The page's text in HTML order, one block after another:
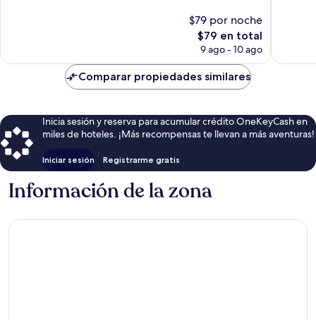
$79 por noche
El
precio
es
$79 en total
9 ago - 10 ago
Comparar propiedades similares
Inicia sesión y reserva para acumular crédito OneKeyCash en
miles de hoteles. ¡Más recompensas te llevan a más aventuras!
Iniciar sesión Registrarme gratis
Información de la zona